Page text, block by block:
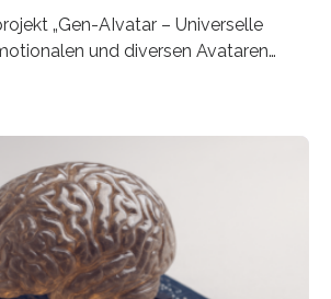
„Gen-AIvatar – Universelle
und diversen Avataren
von rund 2 Millionen Euro. Dabei
eine neuartige, KI-gestützte
von Emotionen für realistische
entwickelt innovative und
um lebensechte Avatare zu
wichtig ist uns eine ganzheitliche